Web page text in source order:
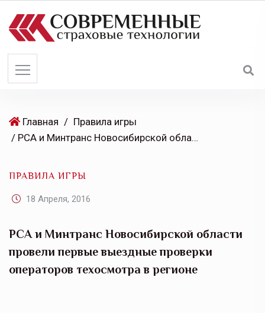
Главная / Правила игры
/ РСА и Минтранс Новосибирской области провели первые выездные проверки операторов техосмотра в регионе
ПРАВИЛА ИГРЫ
18 Апреля, 2016
РСА и Минтранс Новосибирской области
провели первые выездные проверки
операторов техосмотра в регионе